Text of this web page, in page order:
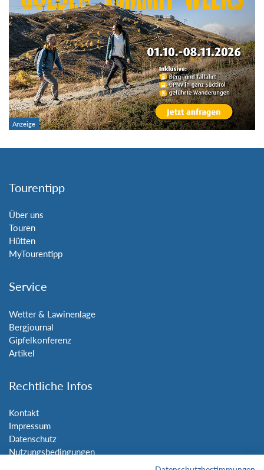
Tourentipp
Über uns
Touren
Hütten
MyTourentipp
Service
Wetter & Lawinenlage
Bergjournal
Gipfelkonferenz
Artikel
Rechtliche Infos
Kontakt
Impressum
Datenschutz
Nutzungsbedingungen